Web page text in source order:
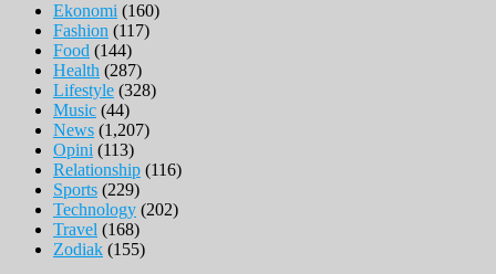
Ekonomi (160)
Fashion (117)
Food (144)
Health (287)
Lifestyle (328)
Music (44)
News (1,207)
Opini (113)
Relationship (116)
Sports (229)
Technology (202)
Travel (168)
Zodiak (155)